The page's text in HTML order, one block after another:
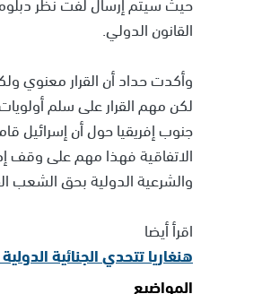
القانون الدولي.
وأكدت حداد أن القرار معنوي
لكن مهم القرار على سلم
جنوب إفريقيا حول أن إسرائيل
الاتفاقية فهذا مهم على وقف
والشرعية الدولية بحق الشعب
اقرأ أيضا
هنغاريا تتحدي الجنائية
المواضيع